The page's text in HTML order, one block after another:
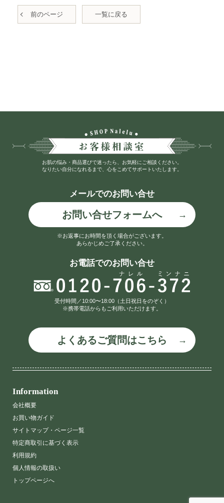
前のページ 一覧に戻る
お肌の悩み・商品選びで迷ったら、お気軽にご相談ください。
なりたい自分になれるまで、心をこめてサポートいたします。
メールでのお問い合せ
お問い合せフォームへ
※お返事にお時間を頂く場合がございます。
あらかじめご了承ください。
お電話でのお問い合せ
受付時間／10:00〜18:00（土日祝日をのぞく）
※携帯電話からもご利用いただけます。
よくあるご質問はこちら
Information
会社概要
お買い物ガイド
サイトマップ・ページ一覧
特定商取引に基づく表示
利用規約
個人情報の取扱い
トップページへ